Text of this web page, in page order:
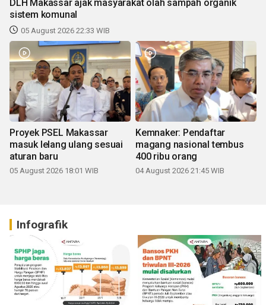
DLH Makassar ajak masyarakat olah sampah organik
sistem komunal
05 August 2026 22:33 WIB
Proyek PSEL Makassar
masuk lelang ulang sesuai
aturan baru
05 August 2026 18:01 WIB
Kemnaker: Pendaftar
magang nasional tembus
400 ribu orang
04 August 2026 21:45 WIB
Infografik